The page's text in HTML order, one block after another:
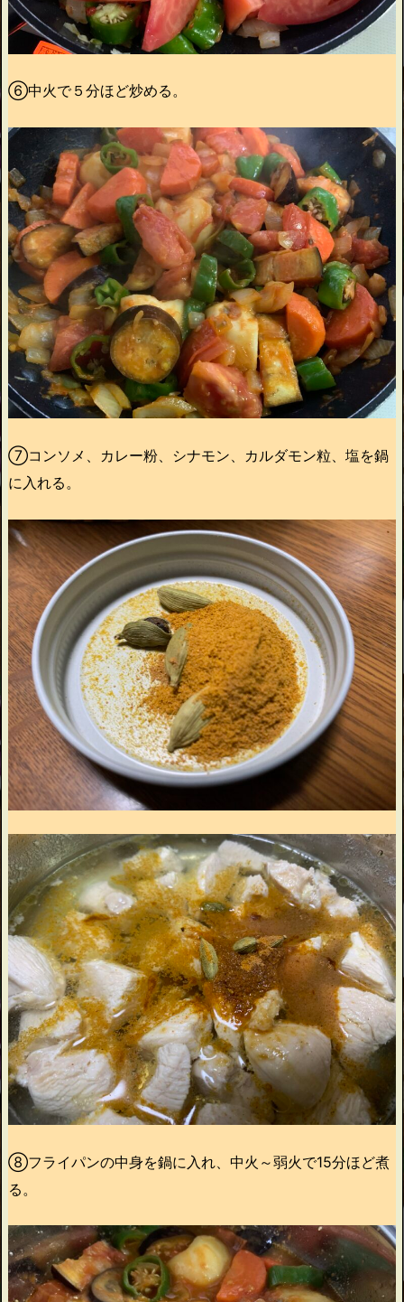
⑥中火で５分ほど炒める。
⑦コンソメ、カレー粉、シナモン、カルダモン粒、塩を鍋
に入れる。
⑧フライパンの中身を鍋に入れ、中火～弱火で15分ほど煮
る。